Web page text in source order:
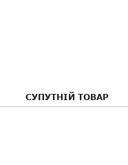
СУПУТНІЙ ТОВАР